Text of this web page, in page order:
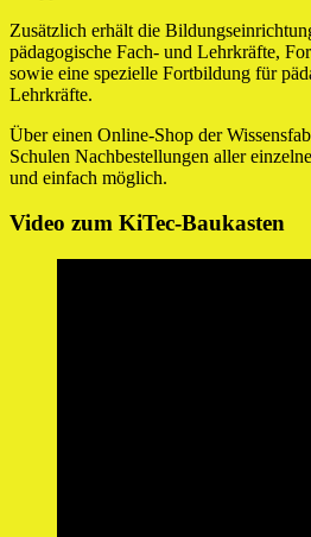
Zusätzlich erhält die
pädagogische Fach- und Lehrkräfte,
sowie eine spezielle Fortbildung für
Lehrkräfte.
Über einen Online-Shop der
Schulen Nachbestellungen aller
und einfach möglich.
Video zum KiTec-Baukasten